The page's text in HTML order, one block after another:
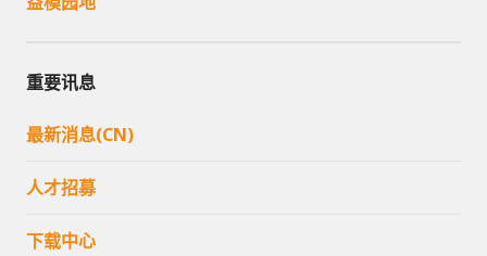
重要讯息
最新消息(CN)
人才招募
下载中心